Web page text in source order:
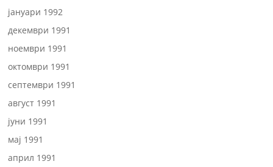
јануари 1992
декември 1991
ноември 1991
октомври 1991
септември 1991
август 1991
јуни 1991
мај 1991
април 1991